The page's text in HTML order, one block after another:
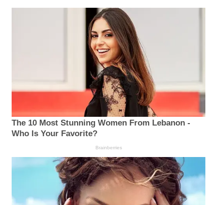
The 10 Most Stunning Women From Lebanon -
Who Is Your Favorite?
Brainberries